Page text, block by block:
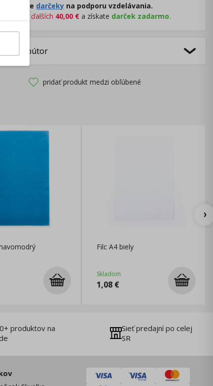
darčeky na podporu vzdelávania.
ďalších 40,00 € a získate darček zadarmo.
Distribútor
pridať produkt medzi obľúbené
Filc A4 biely
Skladom
1,08€
produktov na
Sieť predajní po celej
SR